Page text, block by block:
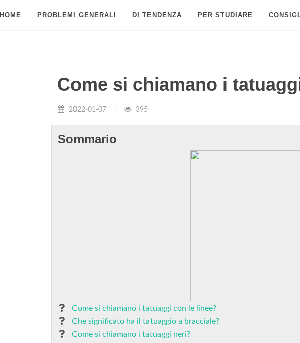
PROBLEMI GENERALI DI TENDENZA PER STUDIARE
Come si chiamano i
2022-01-07 395
Sommario
Come si chiamano i tatuaggi con le linee?
Che significato ha il tatuaggio a bracciale?
Come si chiamano i tatuaggi neri?